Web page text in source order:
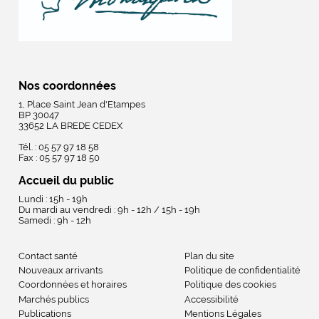
Nos coordonnées
1, Place Saint Jean d'Etampes
BP 30047
33652 LA BREDE CEDEX
Tél. : 05 57 97 18 58
Fax : 05 57 97 18 50
Accueil du public
Lundi : 15h - 19h
Du mardi au vendredi : 9h - 12h / 15h - 19h
Samedi : 9h - 12h
Contact santé
Nouveaux arrivants
Coordonnées et horaires
Marchés publics
Publications
Plan du site
Politique de confidentialité
Politique des cookies
Accessibilité
Mentions Légales